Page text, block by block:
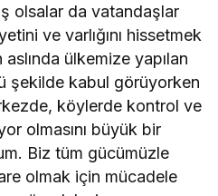
olsalar da vatandaşlar
ve varlığını hissetmek
aslında ülkemize yapılan
şekilde kabul görüyorken
köylerde kontrol ve
olmasını büyük bir
Biz tüm gücümüzle
olmak için mücadele